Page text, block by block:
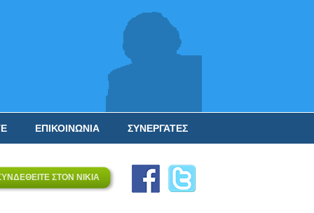
ΣΥΝΕΡΓΑΤΕΣ
ΕΠΙΚΟΙΝΩΝΙΑ
ΣΤΟΝ ΝΙΚΙΑ